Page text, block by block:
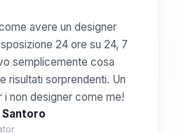
avere un designer
24 ore su 24, 7
semplicemente cosa
risultati sorprendenti. Un
i non designer come me!
Santoro